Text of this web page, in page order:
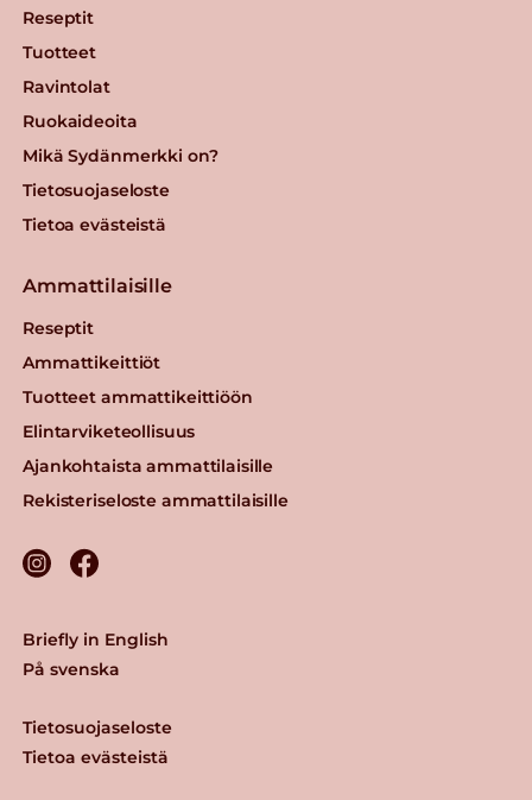
Reseptit
Tuotteet
Ravintolat
Ruokaideoita
Mikä Sydänmerkki on?
Tietosuojaseloste
Tietoa evästeistä
Ammattilaisille
Reseptit
Ammattikeittiöt
Tuotteet ammattikeittiöön
Elintarviketeollisuus
Ajankohtaista ammattilaisille
Rekisteriseloste ammattilaisille
Tietosuojaseloste
Tietoa evästeistä
Briefly in English
På svenska